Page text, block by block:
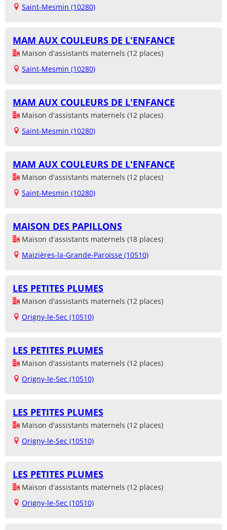
Saint-Mesmin (10280)
MAM AUX COULEURS DE L'ENFANCE
Maison d'assistants maternels (12 places)
Saint-Mesmin (10280)
MAM AUX COULEURS DE L'ENFANCE
Maison d'assistants maternels (12 places)
Saint-Mesmin (10280)
MAM AUX COULEURS DE L'ENFANCE
Maison d'assistants maternels (12 places)
Saint-Mesmin (10280)
MAISON DES PAPILLONS
Maison d'assistants maternels (18 places)
Maizières-la-Grande-Paroisse (10510)
LES PETITES PLUMES
Maison d'assistants maternels (12 places)
Origny-le-Sec (10510)
LES PETITES PLUMES
Maison d'assistants maternels (12 places)
Origny-le-Sec (10510)
LES PETITES PLUMES
Maison d'assistants maternels (12 places)
Origny-le-Sec (10510)
LES PETITES PLUMES
Maison d'assistants maternels (12 places)
Origny-le-Sec (10510)